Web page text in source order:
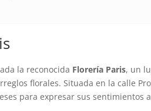
la reconocida Florería Paris, un
florales. Situada en la calle
para expresar sus sentimientos